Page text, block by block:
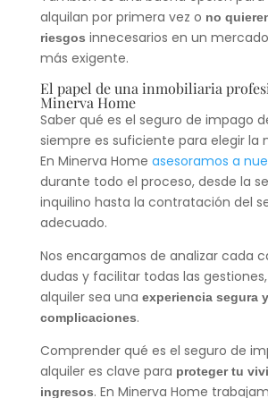
alquilan por primera vez o no
riesgos innecesarios en un
más exigente.
El papel de una inmobiliaria
Minerva Home
Saber qué es el seguro de impago
siempre es suficiente para elegir la
En Minerva Home asesoramos a
durante todo el proceso, desde la
inquilino hasta la contratación del
adecuado.
Nos encargamos de analizar cada
dudas y facilitar todas las
alquiler sea una experiencia segura
complicaciones.
Comprender qué es el seguro de
alquiler es clave para proteger tu
ingresos. En Minerva Home